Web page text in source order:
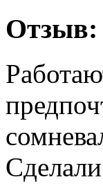
Отзыв: